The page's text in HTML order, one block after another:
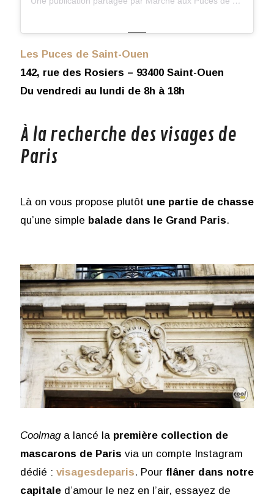
Les Puces de Saint-Ouen
142, rue des Rosiers – 93400 Saint-Ouen
Du vendredi au lundi de 8h à 18h
À la recherche des visages de
Paris
Là on vous propose plutôt une partie de chasse
qu’une simple balade dans le Grand Paris.
Coolmaga lancé la première collection de
mascarons de Paris via un compte Instagram
dédié : visagesdeparis. Pour flâner dans notre
capitaled’amour le nez en l’air, essayez de